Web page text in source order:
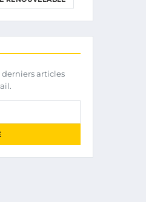
derniers articles